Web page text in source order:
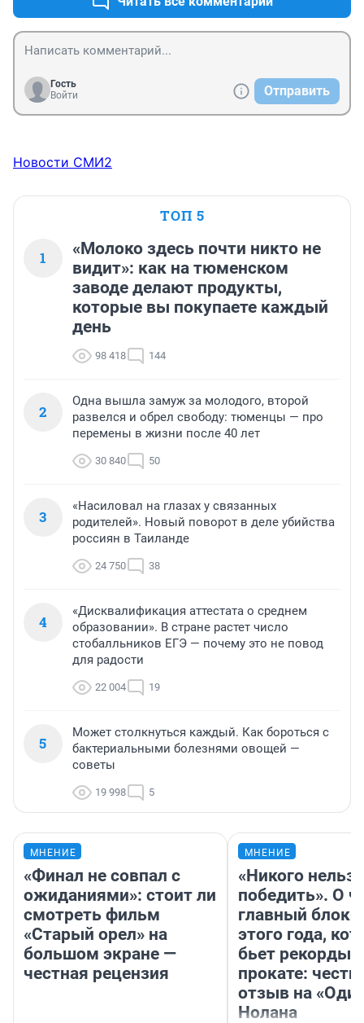
Гость
Войти
Отправить
Новости СМИ2
ТОП 5
1
«Молоко здесь почти никто не
видит»: как на тюменском
заводе делают продукты,
которые вы покупаете каждый
день
98 418 144
2
Одна вышла замуж за молодого, второй
развелся и обрел свободу: тюменцы — про
перемены в жизни после 40 лет
30 840 50
3
«Насиловал на глазах у связанных
родителей». Новый поворот в деле убийства
россиян в Таиланде
24 750 38
4
«Дисквалификация аттестата о среднем
образовании». В стране растет число
стобалльников ЕГЭ — почему это не повод
для радости
22 004 19
5
Может столкнуться каждый. Как бороться с
бактериальными болезнями овощей —
советы
19 998 5
МНЕНИЕ
«Финал не совпал с
ожиданиями»: стоит ли
смотреть фильм
«Старый орел» на
большом экране —
честная рецензия
МНЕНИЕ
«Никого нельзя
победить». О
главный
этого года,
бьет рекорды в
прокате:
отзыв на
Нолана